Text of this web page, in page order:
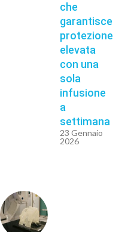
che
garantisce
protezione
elevata
con una
sola
infusione
a
settimana
23 Gennaio
2026